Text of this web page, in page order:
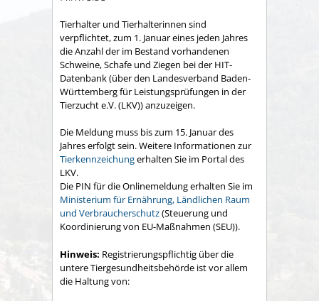
Tierhalter und Tierhalterinnen sind
verpflichtet, zum 1. Januar eines jeden Jahres
die Anzahl der im Bestand vorhandenen
Schweine, Schafe und Ziegen bei der HIT-
Datenbank (über den Landesverband Baden-
Württemberg für Leistungsprüfungen in der
Tierzucht e.V. (LKV)) anzuzeigen.
Die Meldung muss bis zum 15. Januar des
Jahres erfolgt sein. Weitere Informationen zur
Tierkennzeichungerhalten Sie im Portal des
LKV.
Die PIN für die Onlinemeldung erhalten Sie im
Ministerium für Ernährung, Ländlichen Raum
und Verbraucherschutz(Steuerung und
Koordinierung von EU-Maßnahmen (SEU)).
Hinweis: Registrierungspflichtig über die
untere Tiergesundheitsbehörde ist vor allem
die Haltung von: